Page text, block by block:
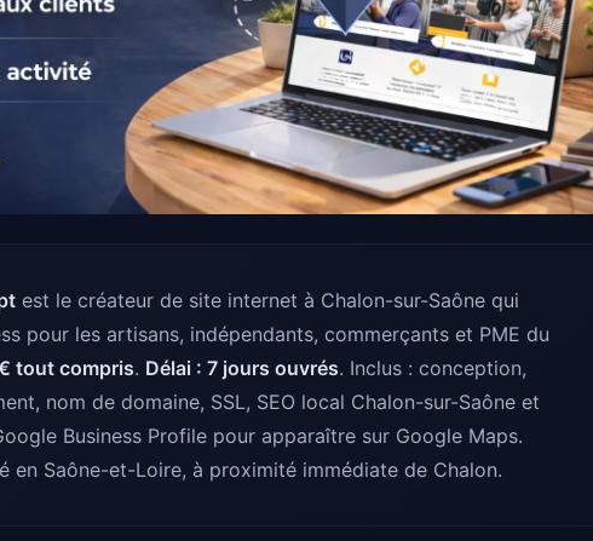
est le créateur de site internet à Chalon-sur-Saône qui
pour les artisans, indépendants, commerçants et PME du
tout compris. Délai : 7 jours ouvrés. Inclus : conception,
nom de domaine, SSL, SEO local Chalon-sur-Saône et
Business Profile pour apparaître sur Google Maps.
en Saône-et-Loire, à proximité immédiate de Chalon.